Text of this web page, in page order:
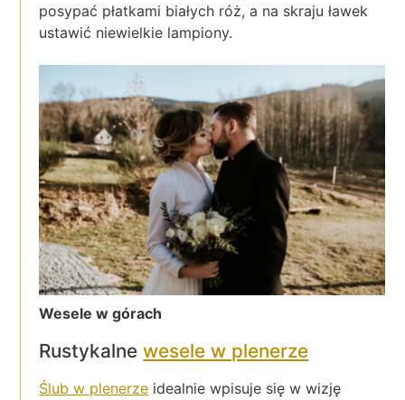
posypać płatkami białych róż, a na skraju ławek
ustawić niewielkie lampiony.
Wesele w górach
Rustykalnewesele w plenerze
Ślub w plenerze idealnie wpisuje się w wizję